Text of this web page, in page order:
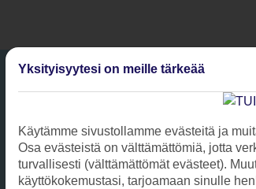
Yksityisyytesi on meille tärkeää
Käytämme sivustollamme evästeitä ja
Osa evästeistä on välttämättömiä, jotta
turvallisesti (välttämättömät evästeet).
käyttökokemustasi, tarjoamaan sinulle